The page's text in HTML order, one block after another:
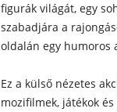
figurák világát, egy
szabadjára a
oldalán egy humoros
Ez a külső nézetes
mozifilmek, játékok